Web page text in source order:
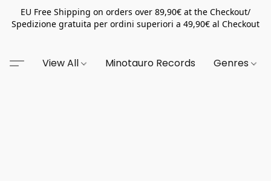
EU Free Shipping on orders over 89,90€ at the Checkout/
Spedizione gratuita per ordini superiori a 49,90€ al Checkout
View All Minotauro Records Genres